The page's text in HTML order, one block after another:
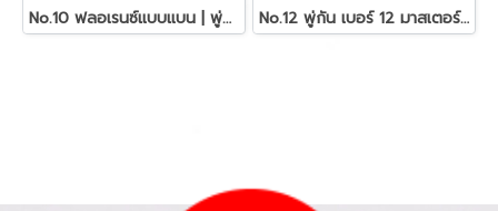
No.10 ฟลอเรนซ์แบบแบน | พู่กันอเนกประสงค์ มาสเตอร์อาร์ต No.12 พู่กัน เบอร์ 12 มาสเตอร์อาร์ต Jitrakorn Noi